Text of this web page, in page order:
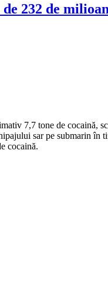
232 de
7,7 tone de cocaină,
sar pe submarin în
cocaină.